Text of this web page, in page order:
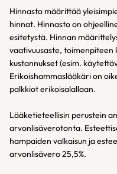
Hinnasto määrittää
hinnat. Hinnasto on
esitetystä. Hinnan
vaativuusaste, toimenpiteen
kustannukset (esim.
Erikoishammaslääkäri on
palkkiot erikoisalallaan.
Lääketieteellisin perustein
arvonlisäverotonta.
hampaiden valkaisun ja
arvonlisävero 25,5%.